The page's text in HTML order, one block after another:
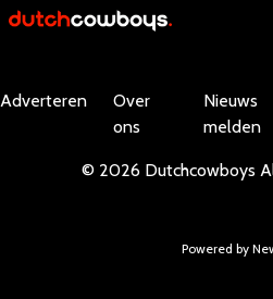
Adverteren
Over
ons
Nieuws
melden
© 2026 Dutchcowboys
Powered by